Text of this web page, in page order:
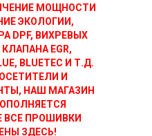
МОЩНОСТИ
ЭКОЛОГИИ,
DPF, ВИХРЕВЫХ
EGR,
BLUETEC И Т.Д.
И
НАШ МАГАЗИН
ВСЕ ПРОШИВКИ
ЗДЕСЬ!